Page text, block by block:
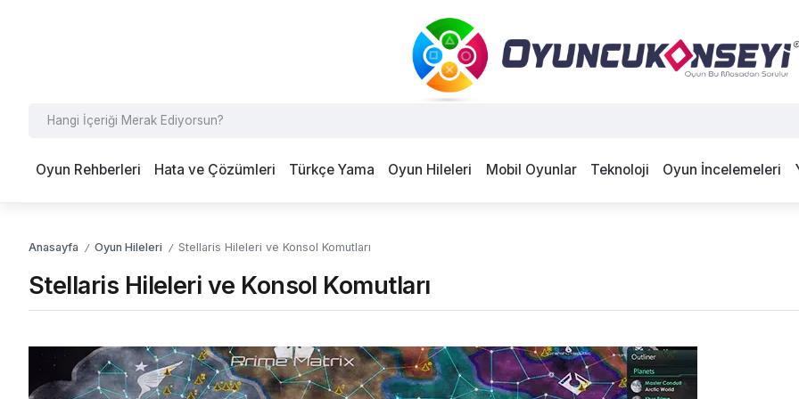
Oyun Rehberleri Hata ve Çözümleri Türkçe Yama Oyun Hileleri Mobil Oyunlar Teknoloji Oyun İncelemeleri
Anasayfa / Oyun Hileleri / Stellaris Hileleri ve Konsol Komutları
Stellaris Hileleri ve Konsol Komutları